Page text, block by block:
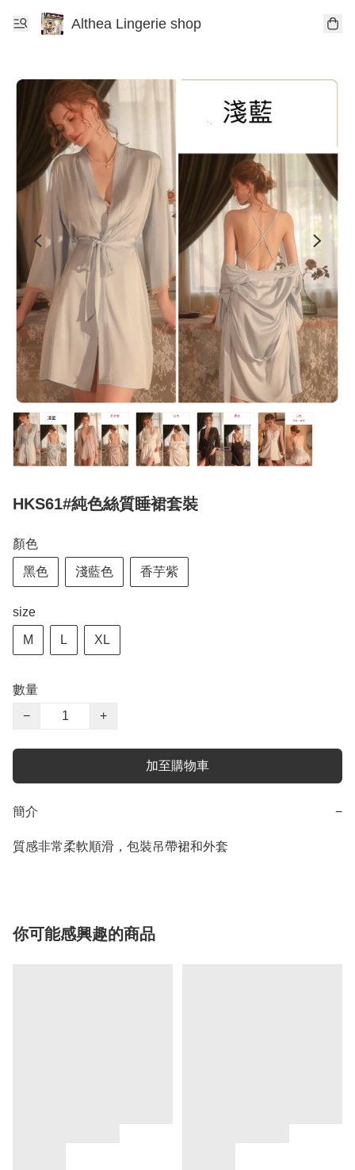
Althea Lingerie shop
HKS61#純色絲質睡裙套裝
顏色
黑色 淺藍色 香芋紫
size
M L XL
數量
−
+
加至購物車
簡介 −
質感非常柔軟順滑，包裝吊帶裙和外套
你可能感興趣的商品